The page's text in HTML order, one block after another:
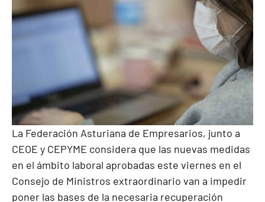
La Federación Asturiana de Empresarios, junto a
CEOE y CEPYME considera que las nuevas medidas
en el ámbito laboral aprobadas este viernes en el
Consejo de Ministros extraordinario van a impedir
poner las bases de la necesaria recuperación